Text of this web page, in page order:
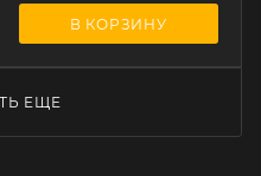
В КОРЗИНУ
ЕЩЕ